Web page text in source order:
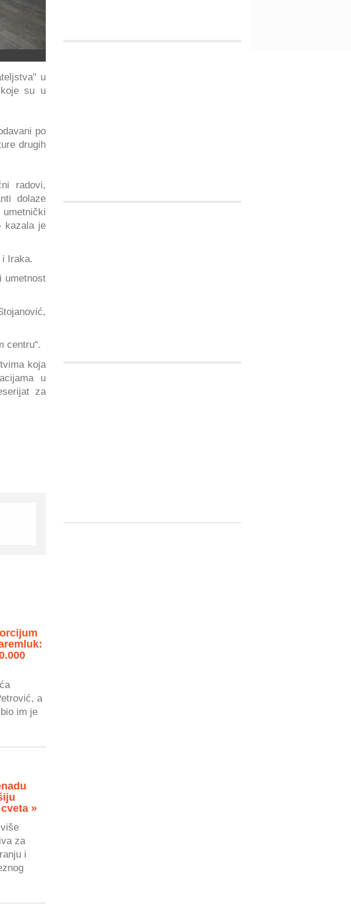
u
su u
po
drugih
radovi,
dolaze
kazala je
i Iraka.
umetnost
centru“.
koja
u
za
a
im je
»
za
i